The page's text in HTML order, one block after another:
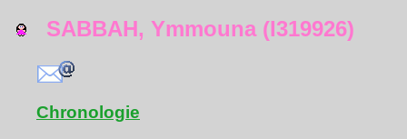
SABBAH, Ymmouna (I319926)
Chronologie